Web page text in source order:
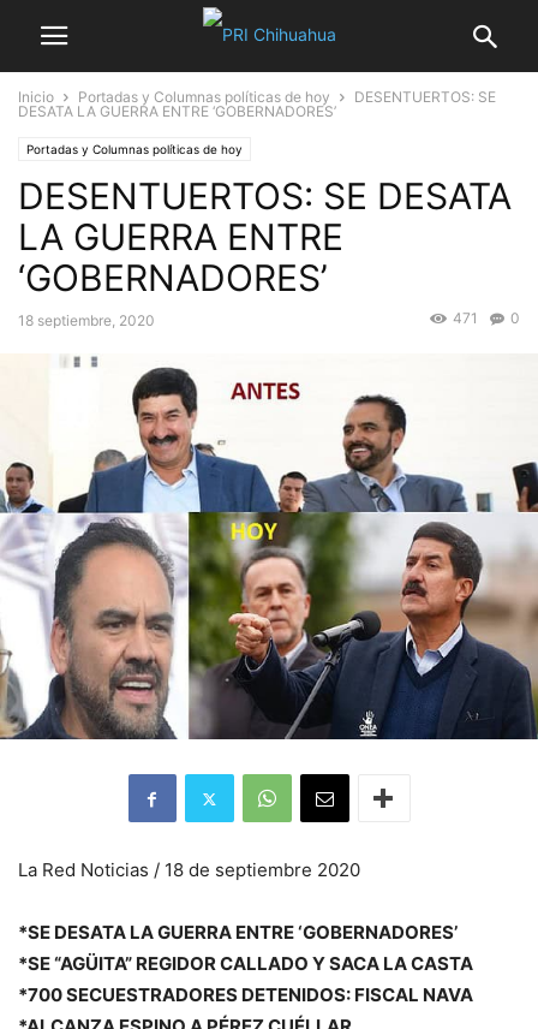
Inicio Portadas y Columnas políticas de hoy
DESENTUERTOS: SE
DESATA LA GUERRA ENTRE ‘GOBERNADORES’
Portadas y Columnas políticas de hoy
DESENTUERTOS: SE DESATA
LA GUERRA ENTRE
‘GOBERNADORES’
18 septiembre, 2020 0
471
La Red Noticias / 18 de septiembre 2020
*SE DESATA LA GUERRA ENTRE ‘GOBERNADORES’
*SE “AGÜITA” REGIDOR CALLADO Y SACA LA CASTA
*700 SECUESTRADORES DETENIDOS: FISCAL NAVA